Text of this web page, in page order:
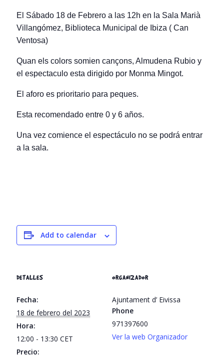
El Sábado 18 de Febrero a las 12h en la Sala Marià
Villangómez, Biblioteca Municipal de Ibiza ( Can
Ventosa)
Quan els colors somien cançons, Almudena Rubio y
el espectaculo esta dirigido por Monma Mingot.
El aforo es prioritario para peques.
Esta recomendado entre 0 y 6 años.
Una vez comience el espectáculo no se podrá entrar
a la sala.
Add to calendar
DETALLES
Fecha:
18 de febrero del 2023
Hora:
12:00 - 13:30CET
Precio:
ORGANIZADOR
Ajuntament d’ Eivissa
Phone
971397600
Ver la web Organizador